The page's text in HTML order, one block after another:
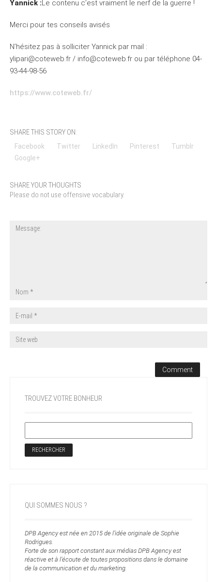
Yannick :Le contenu c’est vraiment le nerf de la guerre !
Merci pour tes conseils avisés
N’hésitez pas à solliciter Yannick par mail :
ylipari@coteweb.fr / info@coteweb.fr ou par téléphone 04-
93-44-98-56
https://www.coteweb.fr/
SHARE THIS STORY ON:
Facebook Twitter LinkedIn Pinterest
Tumblr
Google+
SHARE YOUR THOUGHTS
Please do not use offensive vocabulary.
TROUVEZ VOTRE BONHEUR
QUI SOMMES NOUS ?
DPB Agency est née en 2015 de l’idée originale de Sophie
Rodrigues.
Forte de son rapport constant aux médias DPB Agency est
réactive et à l’écoute de toutes propositions dans le domaine
de la communication et du marketing.